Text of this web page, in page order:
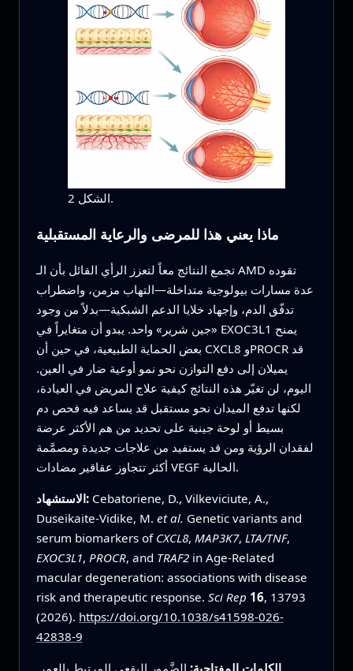
الشكل 2.
ماذا يعني هذا للمرضى والرعاية المستقبلية
تجمع النتائج معاً لتعزز الرأي القائل بأن الـ AMD تقوده
عدة مسارات بيولوجية متداخلة—التهاب مزمن، واضطراب
تدفّق الدم، وإجهاد خلايا الدعم الشبكية—بدلاً من وجود
«جين شرير» واحد. يبدو أن متغايراً في EXOC3L1 يمنح
بعض الحماية الطبيعية، في حين أن CXCL8 وPROCR قد
يميلان إلى دفع التوازن نحو نمو أوعية ضار في العين.
اليوم، لن تغيّر هذه النتائج كيفية علاج المريض في العيادة،
لكنها تدفع الميدان نحو مستقبل قد يساعد فيه فحص دم
بسيط أو لوحة جينية على تحديد من هم الأكثر عرضة
لفقدان الرؤية ومن قد يستفيد من علاجات جديدة ومصمَّمة
أكثر تتجاوز عقاقير مضادات VEGF الحالية.
الاستشهاد: Cebatoriene, D., Vilkeviciute, A.,
Duseikaite-Vidike, M. et al. Genetic variants and
serum biomarkers of CXCL8, MAP3K7, LTA/TNF,
EXOC3L1, PROCR, and TRAF2in Age-Related
macular degeneration: associations with disease
risk and therapeutic response. Sci Rep 16, 13793
(2026). https://doi.org/10.1038/s41598-026-
42838-9